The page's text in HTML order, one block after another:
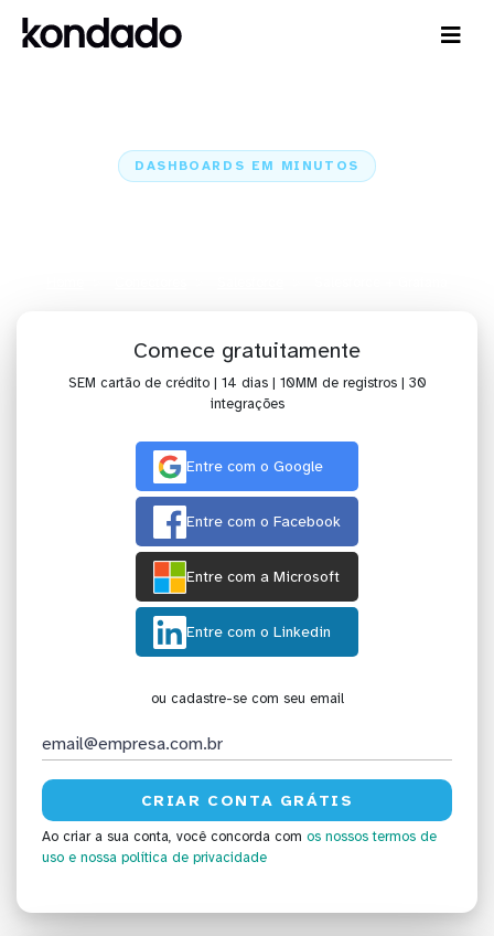
DASHBOARDS EM MINUTOS
Comece gratuitamente
SEM cartão de crédito | 14 dias | 10MM de registros | 30
integrações
Entre com o Google
Entre com o Facebook
Entre com a Microsoft
Entre com o Linkedin
ou cadastre-se com seu email
Ao criar a sua conta, você concorda com os nossos termos de
uso e nossa política de privacidade